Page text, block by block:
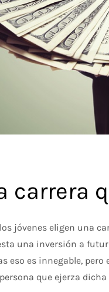
carrera
jóvenes eligen una
una inversión a
eso es innegable,
que ejerza